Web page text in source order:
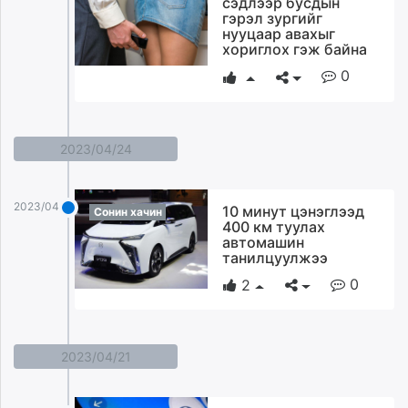
Livetv.mn
eagle.mn
zarig.mn
today.mn
mminfo.mn
ugluu.mn
asu.mn
shuurhai.mn
гэрэл зургийг
нууцаар авахыг
хориглох гэж байна
0
2023/04/24
2023/04/24 Сонин хачин
10 минут цэнэглээд
400 км туулах
автомашин
танилцуулжээ
2
0
2023/04/21